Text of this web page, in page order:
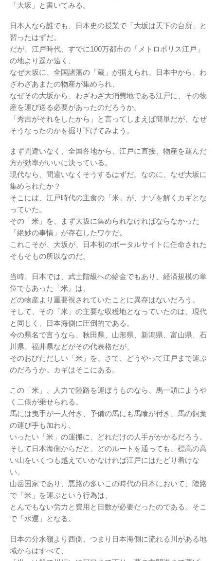
「大坂」と書いてみる。
日本人なら誰でも、日本史の授業で「大坂は天下の台所」と
習ったはずだ。
だが、江戸時代、すでに100万都市の「メトロポリス江戸」
の地より遥か遠く、
なぜ大坂に、全国諸藩の「蔵」が据えられ、日本中から、わ
ざわざあまたの物産が集められ、
なぜその大坂から、わざわざ大消費地である江戸に、その物
産を運び送る必要があったのだろうか。
「秀吉がそれをしたから」と言ってしまえば簡単だが、なぜ
そうなったのかを掘り下げてみよう。
まず間違いなく、全国各地から、江戸に直接、物産を運んだ
方が効率がいいに決っている。
現代なら、間違いなくそうするはずだ。なのに、なぜ大坂に
集められたか？
そこには、江戸時代の主食の「米」が、ナゾを解くカギとな
っていた。
その「米」を、まず大坂に集められなければならなかった
「絶妙の事情」が存在したワケだ。
これこそが、大坂が、日本初のポータルサイトに任命された
そもそもの所以なのだ。
当時、日本では、武士階級への給金でもあり、経済規模の単
位でもあった「米」は、
どの物産より重要視されていたことに異存はないだろう。
そして、その「米」の主要な収穫地となっていたのは、現代
と同じく、日本海側に圧倒的である。
今の県名で言うなら、秋田県、山形県、新潟県、富山県、石
川県、福井県などがその代表格だが、
そのおびただしい「米」を、さて、どうやって江戸まで運ぶ
のだろうか。カギはそこにある。
この「米」、人力で陸路を運ぼうものなら、馬一頭にようや
く二俵が乗せられる。
馬には曳手が一人付き、予備の馬にも馬喰が付き、馬の飼葉
の運び手も加わり、
いったい「米」の運搬に、どれだけの人手がかかるだろう。
そして日本海側からだと、どのルートを通っても、標高の高
い山をいくつも越えていかなければ江戸にはたどり着けな
い。
山岳国家であり、悪路の多いこの時代の日本において、陸路
で「米」を運ぶという行為は、
とんでもない労力と費用と日数が必要だったのである。そこ
で「水運」となる。
日本の分水嶺より西側、つまり日本海側に流れる川がある地
域からはすべて、